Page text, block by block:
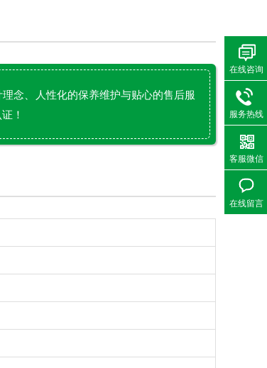
念、人性化的保养维护与贴心的售后服
！
在线咨询
服务热线
客服微信
在线留言